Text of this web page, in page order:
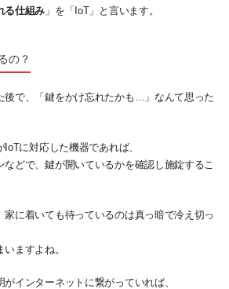
る仕組み 」を「IoT」と言います。
の？
後で、「鍵をかけ忘れたかも…」なんて思った
に対応した機器であれば、
どで、鍵が開いているかを確認し施錠するこ
に着いても待っているのは真っ暗で冷え切っ
ますよね。
インターネットに繋がっていれば、